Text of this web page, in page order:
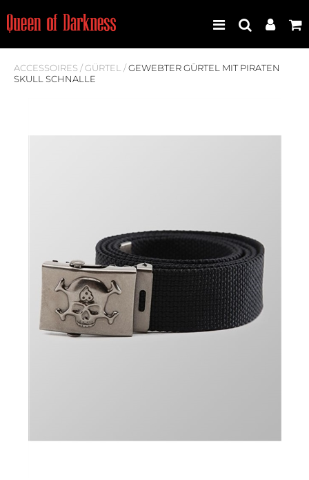
Plus Size
Store Leipzig
Accessoires
ACCESSOIRES /GÜRTEL /GEWEBTER GÜRTEL MIT PIRATEN
SKULL SCHNALLE